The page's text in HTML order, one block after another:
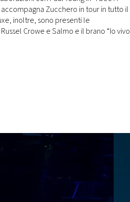
Zucchero in tour in tutto il
inoltre, sono presenti le
Crowe e Salmo e il brano “Io vivo